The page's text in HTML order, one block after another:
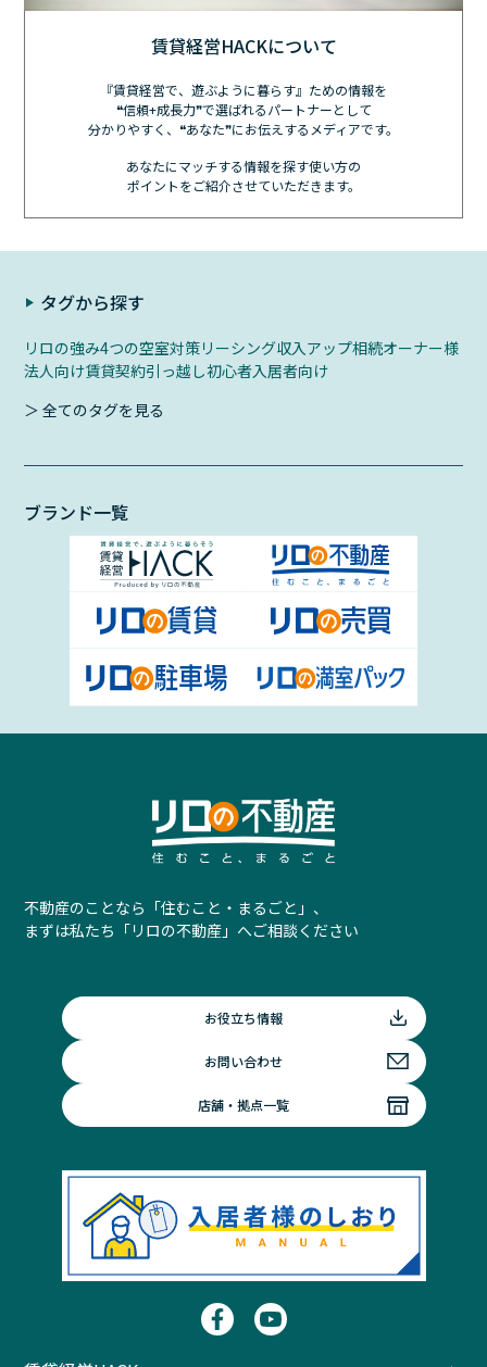
賃貸経営HACKについて
『賃貸経営で、遊ぶように暮らす』ための情報を
❝信頼+成長力❞で選ばれるパートナーとして
分かりやすく、❝あなた❞にお伝えするメディアです。
あなたにマッチする情報を探す使い方の
ポイントをご紹介させていただきます。
タグから探す
リロの強み4つの空室対策リーシング収入アップ相続オーナー様
法人向け賃貸契約引っ越し初心者入居者向け
＞ 全てのタグを見る
ブランド一覧
不動産のことなら「住むこと・まるごと」、
まずは私たち「リロの不動産」へご相談ください
お役立ち情報
お問い合わせ
店舗・拠点一覧